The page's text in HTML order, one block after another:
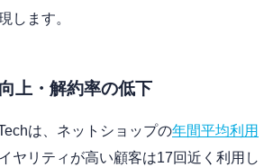
します。
上・解約率の低下
は、ネットショップの年間平均利用
ヤリティが高い顧客は17回近く利用し